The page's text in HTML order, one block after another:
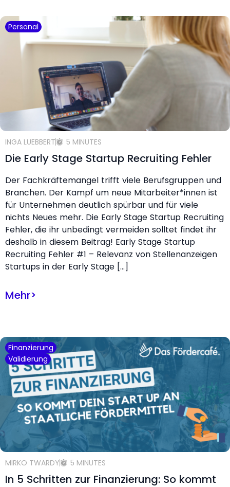
Personal
INGA LUEBBERT 5 MINUTES
Die Early Stage Startup Recruiting Fehler
Der Fachkräftemangel trifft viele Berufsgruppen und
Branchen. Der Kampf um neue Mitarbeiter*innen ist
für Unternehmen deutlich spürbar und für viele
nichts Neues mehr. Die Early Stage Startup Recruiting
Fehler, die ihr unbedingt vermeiden solltet findet ihr
deshalb in diesem Beitrag! Early Stage Startup
Recruiting Fehler #1 – Relevanz von Stellenanzeigen
Startups in der Early Stage […]
Mehr>
Finanzierung
Validierung
MIRKO TWARDY 5 MINUTES
In 5 Schritten zur Finanzierung: So kommt